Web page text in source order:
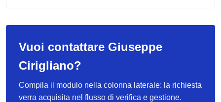
Vuoi contattare Giuseppe
Cirigliano?
Compila il modulo nella colonna laterale: la richiesta
verra acquisita nel flusso di verifica e gestione.